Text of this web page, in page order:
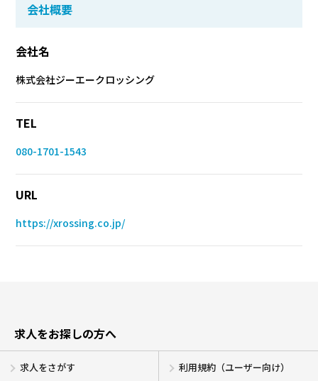
会社概要
会社名
株式会社ジーエークロッシング
TEL
080-1701-1543
URL
https://xrossing.co.jp/
求人をお探しの方へ
求人をさがす 利用規約（ユーザー向け）